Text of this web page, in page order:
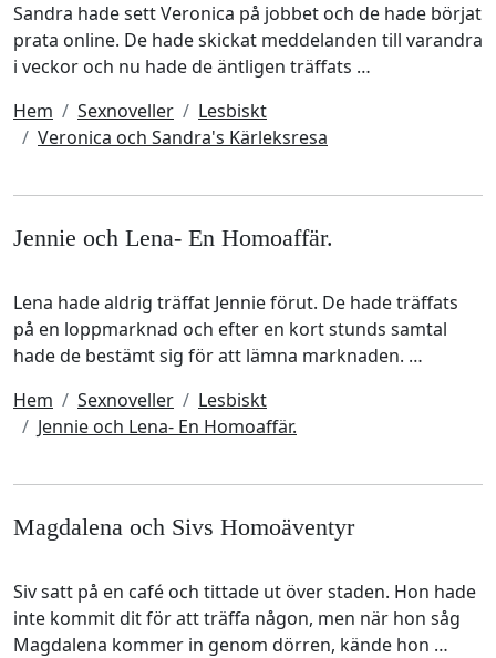
Sandra hade sett Veronica på jobbet och de hade börjat
prata online. De hade skickat meddelanden till varandra
i veckor och nu hade de äntligen träffats …
Hem
Sexnoveller
Lesbiskt
Veronica och Sandra's Kärleksresa
Jennie och Lena- En Homoaffär.
Lena hade aldrig träffat Jennie förut. De hade träffats
på en loppmarknad och efter en kort stunds samtal
hade de bestämt sig för att lämna marknaden. …
Hem
Sexnoveller
Lesbiskt
Jennie och Lena- En Homoaffär.
Magdalena och Sivs Homoäventyr
Siv satt på en café och tittade ut över staden. Hon hade
inte kommit dit för att träffa någon, men när hon såg
Magdalena kommer in genom dörren, kände hon …